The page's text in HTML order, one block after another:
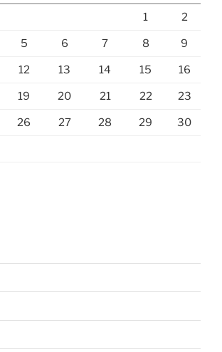
1 2
5 6 7 8 9
12 13 14 15 16
19 20 21 22 23
26 27 28 29 30